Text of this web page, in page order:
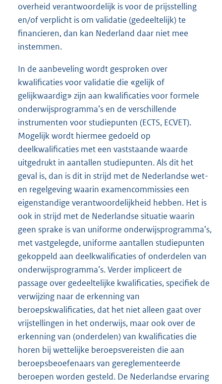
overheid verantwoordelijk is voor de prijsstelling
en/of verplicht is om validatie (gedeeltelijk) te
financieren, dan kan Nederland daar niet mee
instemmen.
In de aanbeveling wordt gesproken over
kwalificaties voor validatie die «gelijk of
gelijkwaardig» zijn aan kwalificaties voor formele
onderwijsprogramma’s en de verschillende
instrumenten voor studiepunten (ECTS, ECVET).
Mogelijk wordt hiermee gedoeld op
deelkwalificaties met een vaststaande waarde
uitgedrukt in aantallen studiepunten. Als dit het
geval is, dan is dit in strijd met de Nederlandse wet-
en regelgeving waarin examencommissies een
eigenstandige verantwoordelijkheid hebben. Het is
ook in strijd met de Nederlandse situatie waarin
geen sprake is van uniforme onderwijsprogramma’s,
met vastgelegde, uniforme aantallen studiepunten
gekoppeld aan deelkwalificaties of onderdelen van
onderwijsprogramma’s. Verder impliceert de
passage over gedeeltelijke kwalificaties, specifiek de
verwijzing naar de erkenning van
beroepskwalificaties, dat het niet alleen gaat over
vrijstellingen in het onderwijs, maar ook over de
erkenning van (onderdelen) van kwalificaties die
horen bij wettelijke beroepsvereisten die aan
beroepsbeoefenaars van gereglementeerde
beroepen worden gesteld. De Nederlandse ervaring